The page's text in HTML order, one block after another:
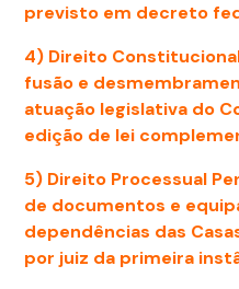
previsto em decreto
4) Direito
fusão e
atuação legislativa do
edição de lei
5) Direito Processual
de documentos e
dependências das
por juiz da primeira